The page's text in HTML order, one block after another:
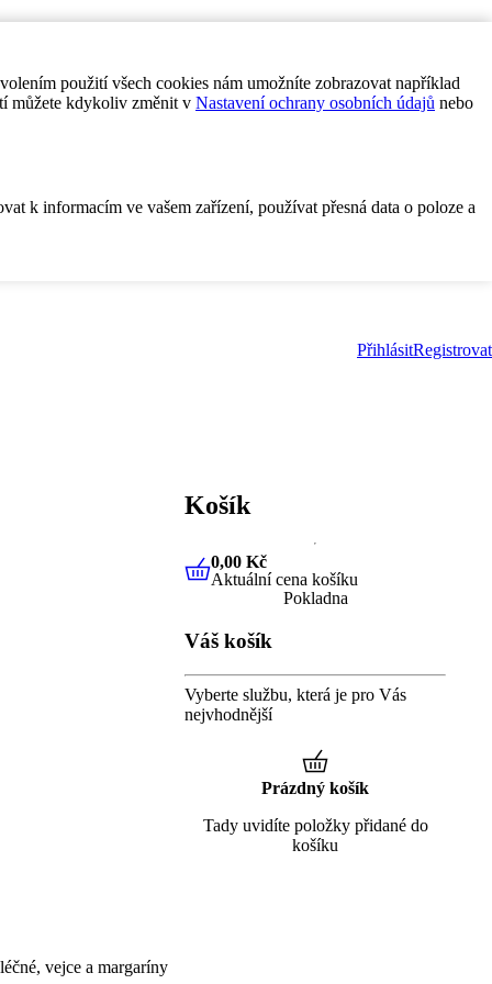
použití všech cookies nám umožníte zobrazovat například
můžete kdykoliv změnit v Nastavení ochrany osobních údajů nebo
k informacím ve vašem zařízení, používat přesná data o poloze a
PřihlásitRegistrovat
vejce a margaríny
Košík
0,00 KčAktuální cena košíku
0,00 Kč
Aktuální cena košíku
Pokladna
Váš košík
Vyberte službu, která je pro Vás
nejvhodnější
Prázdný košík
Tady uvidíte položky přidané do
košíku